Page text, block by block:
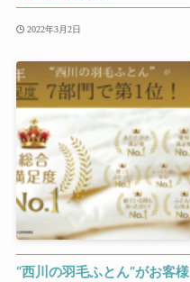
2022年3月2日
“西川の羽毛ふとん”がお客様